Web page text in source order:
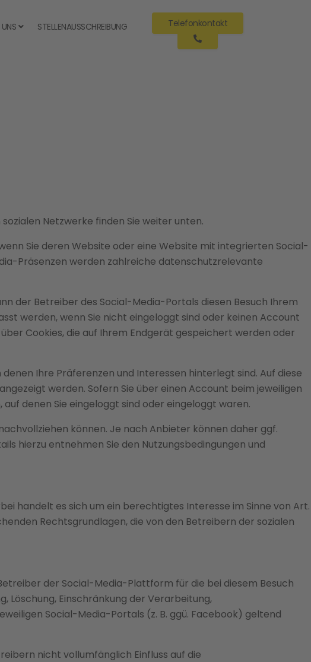
Telefonkontakt
UNS STELLENAUSSCHREIBUNG
Netzwerke finden Sie weiter unten.
Sie deren Website oder eine Website mit integrierten Social-
Präsenzen werden zahlreiche datenschutzrelevante
der Betreiber des Social-Media-Portals diesen Besuch Ihrem
werden, wenn Sie nicht eingeloggt sind oder keinen Account
Cookies, die auf Ihrem Endgerät gespeichert werden oder
Ihre Präferenzen und Interessen hinterlegt sind. Auf diese
werden. Sofern Sie über einen Account beim jeweiligen
denen Sie eingeloggt sind oder eingeloggt waren.
können. Je nach Anbieter können daher ggf.
hierzu entnehmen Sie den Nutzungsbedingungen und
handelt es sich um ein berechtigtes Interesse im Sinne von Art.
Rechtsgrundlagen, die von den Betreibern der sozialen
der Social-Media-Plattform für die bei diesem Besuch
Löschung, Einschränkung der Verarbeitung,
Social-Media-Portals (z. B. ggü. Facebook) geltend
nicht vollumfänglich Einfluss auf die